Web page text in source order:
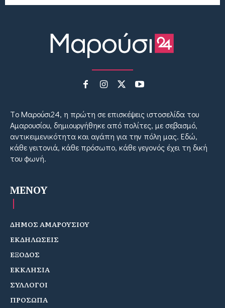
Tο Μαρούσι24, η πρώτη σε επισκέψεις ιστοσελίδα του
Αμαρουσίου, δημιουργήθηκε από πολίτες, με σεβασμό,
αντικειμενικότητα και αγάπη για την πόλη μας. Εδώ,
κάθε γειτονιά, κάθε πρόσωπο, κάθε γεγονός έχει τη δική
του φωνή.
MENOY
ΔΗΜΟΣ ΑΜΑΡΟΥΣΙΟΥ
ΕΚΔΗΛΩΣΕΙΣ
ΕΞΟΔΟΣ
ΕΚΚΛΗΣΙΑ
ΣΥΛΛΟΓΟΙ
ΠΡΟΣΩΠΑ